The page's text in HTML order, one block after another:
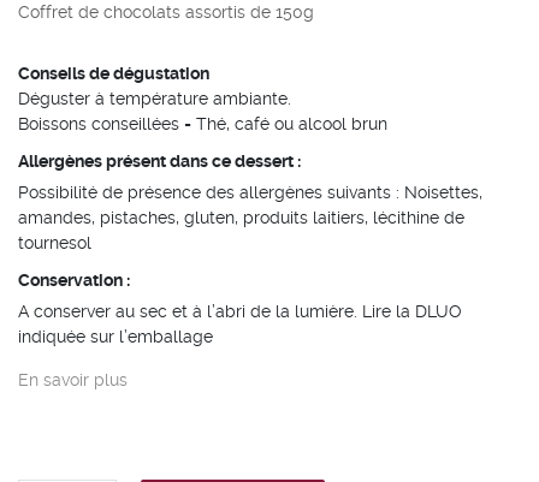
Coffret de chocolats assortis de 150g
Conseils de dégustation
Déguster à température ambiante.
Boissons conseillées = Thé, café ou alcool brun
Allergènes présent dans ce dessert :
Possibilité de présence des allergènes suivants : Noisettes,
amandes, pistaches, gluten, produits laitiers, lécithine de
tournesol
Conservation :
A conserver au sec et à l’abri de la lumière. Lire la DLUO
indiquée sur l’emballage
En savoir plus